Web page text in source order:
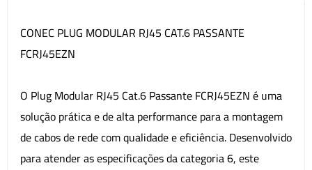
CONEC PLUG MODULAR RJ45 CAT.6 PASSANTE
FCRJ45EZN
O Plug Modular RJ45 Cat.6 Passante FCRJ45EZN é uma
solução prática e de alta performance para a montagem
de cabos de rede com qualidade e eficiência. Desenvolvido
para atender as especificações da categoria 6, este